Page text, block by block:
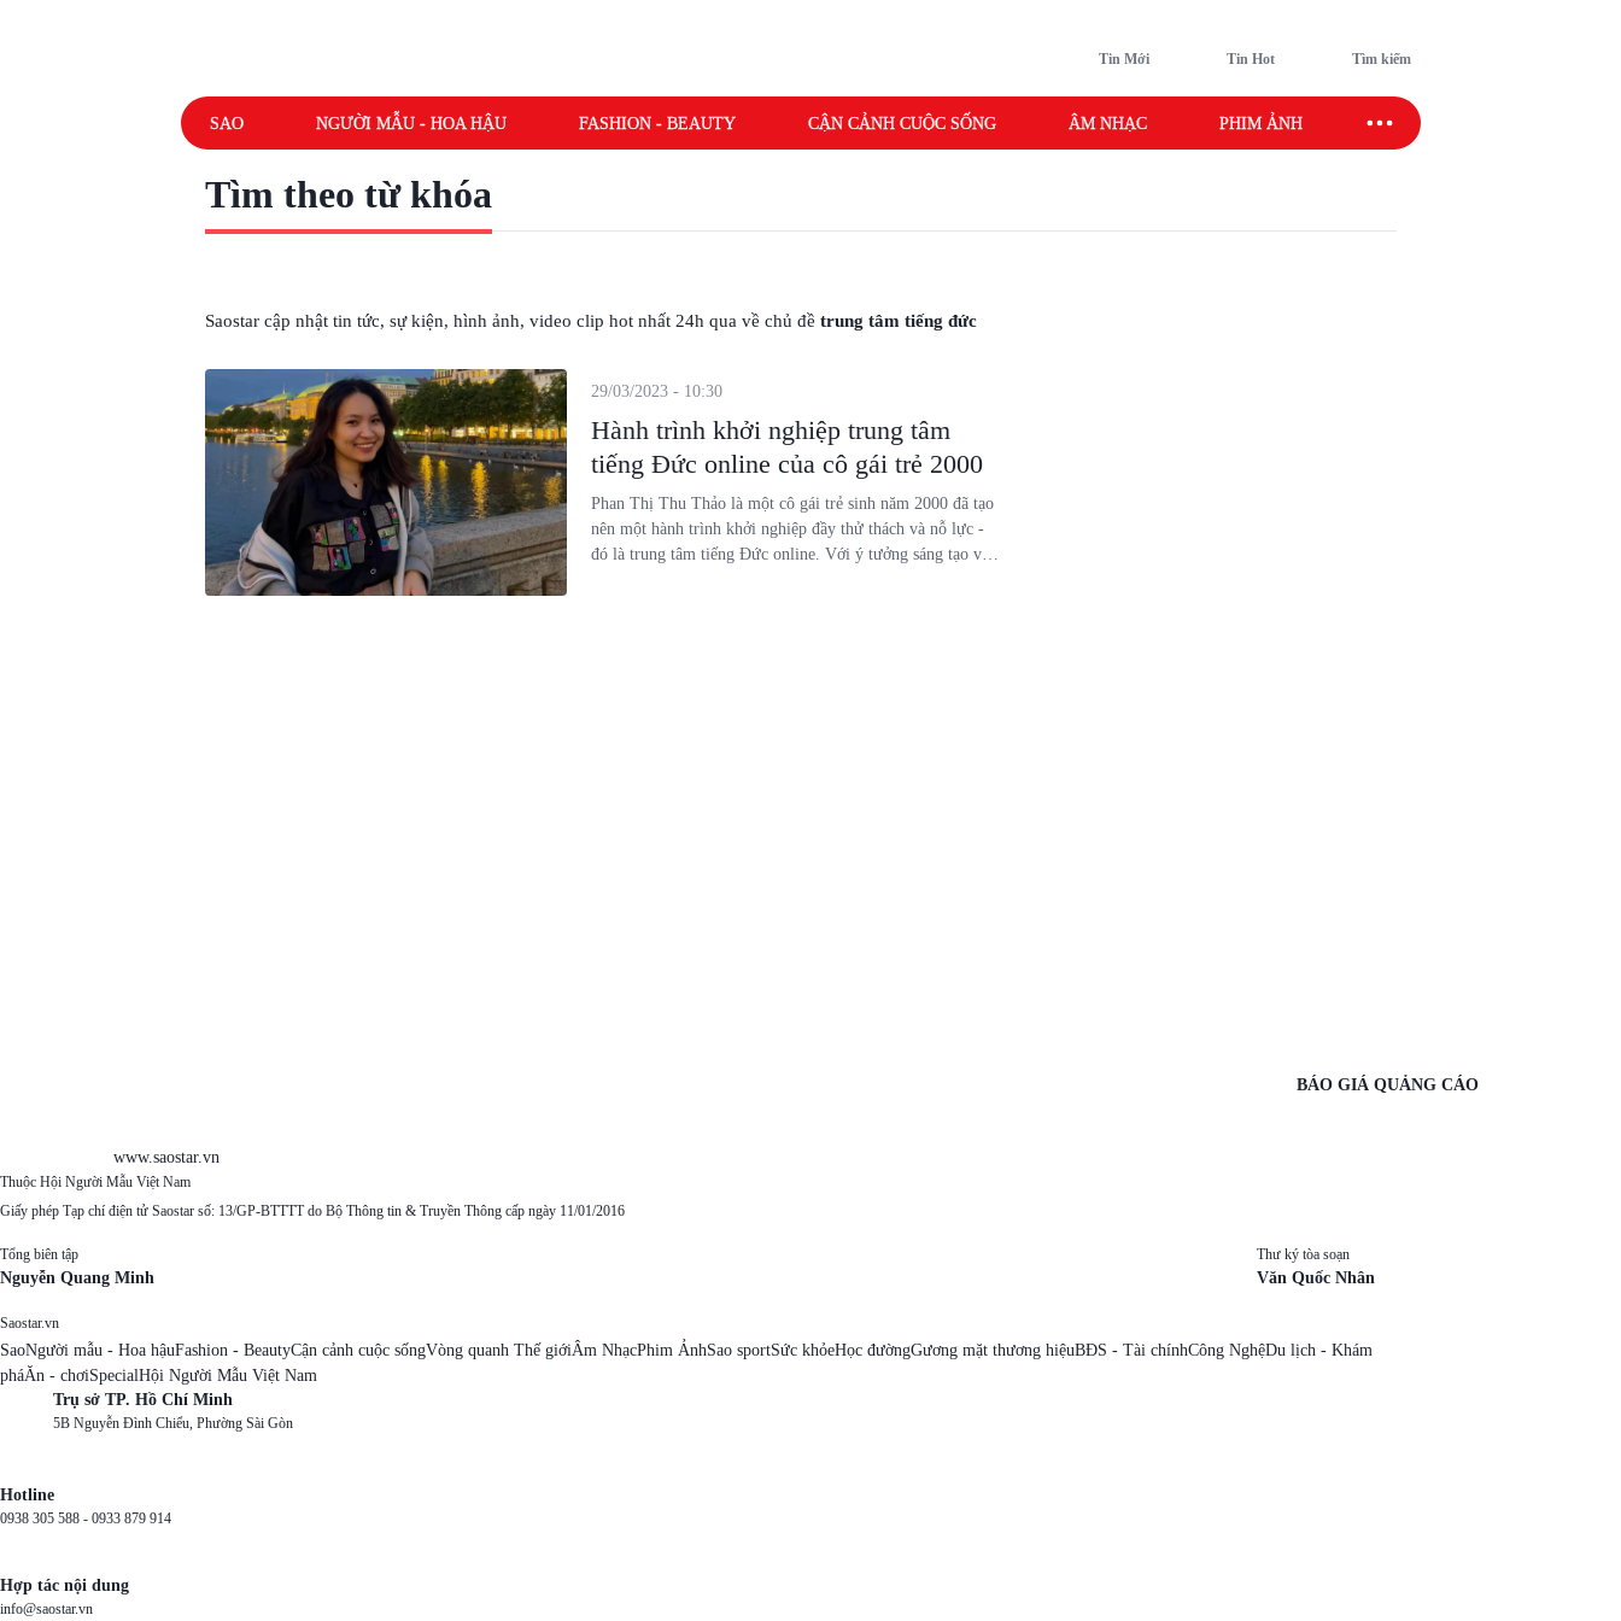
Tin Mới Tin Hot Tìm kiếm
SAO NGƯỜI MẪU - HOA HẬU FASHION - BEAUTY CẬN CẢNH CUỘC SỐNG ÂM NHẠC PHIM ẢNH SAO SPORT
Tìm theo từ khóa
Saostar cập nhật tin tức, sự kiện, hình ảnh, video clip hot nhất 24h qua về chủ đề trung tâm tiếng đức
Hành trình khởi nghiệp trung tâm
tiếng Đức online của cô gái trẻ 2000
29/03/2023 - 10:30
Phan Thị Thu Thảo là một cô gái trẻ sinh năm 2000 đã tạo
nên một hành trình khởi nghiệp đầy thử thách và nỗ lực -
đó là trung tâm tiếng Đức online. Với ý tưởng sáng tạo và
www.saostar.vn
BÁO GIÁ QUẢNG CÁO
Thuộc Hội Người Mẫu Việt Nam
Giấy phép Tạp chí điện tử Saostar số: 13/GP-BTTTT do Bộ Thông tin & Truyền Thông cấp ngày 11/01/2016
Tổng biên tập
Nguyễn Quang Minh
Thư ký tòa soạn
Văn Quốc Nhân
Saostar.vn
SaoNgười mẫu - Hoa hậuFashion - BeautyCận cảnh cuộc sốngVòng quanh Thế giớiÂm NhạcPhim ẢnhSao sportSức khỏeHọc đườngGương mặt thương hiệuBĐS - Tài chínhCông NghệDu lịch - Khám
pháĂn - chơiSpecialHội Người Mẫu Việt Nam
Trụ sở TP. Hồ Chí Minh
5B Nguyễn Đình Chiểu, Phường Sài Gòn
Hotline
0938 305 588 - 0933 879 914
Hợp tác nội dung
info@saostar.vn